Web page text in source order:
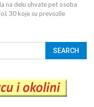
na delu uhvate pet osoba
30 koje su prevozile